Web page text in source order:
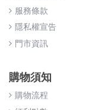
服務條款
隱私權宣告
門市資訊
購物須知
購物流程